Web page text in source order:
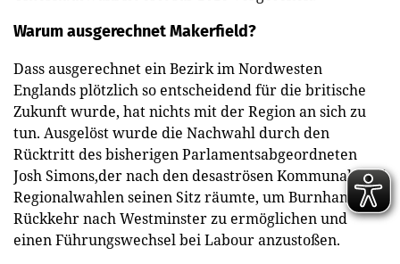
Warum ausgerechnet Makerfield?
Dass ausgerechnet ein Bezirk im Nordwesten
Englands plötzlich so entscheidend für die britische
Zukunft wurde, hat nichts mit der Region an sich zu
tun. Ausgelöst wurde die Nachwahl durch den
Rücktritt des bisherigen Parlamentsabgeordneten
Josh Simons,der nach den desaströsen Kommunal- und
Regionalwahlen seinen Sitz räumte, um Burnham die
Rückkehr nach Westminster zu ermöglichen und
einen Führungswechsel bei Labour anzustoßen.